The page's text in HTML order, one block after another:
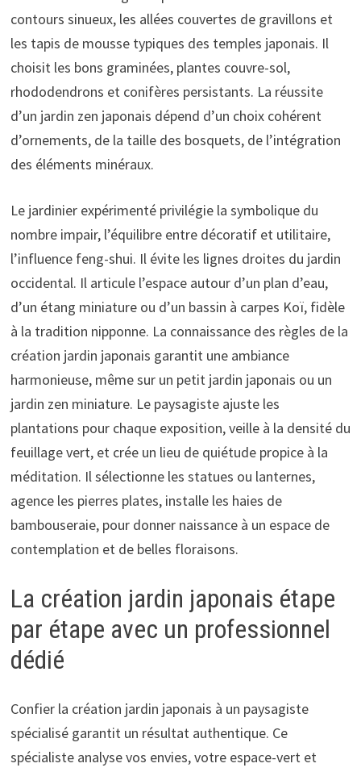
contours sinueux, les allées couvertes de gravillons et
les tapis de mousse typiques des temples japonais. Il
choisit les bons graminées, plantes couvre-sol,
rhododendrons et conifères persistants. La réussite
d’un jardin zen japonais dépend d’un choix cohérent
d’ornements, de la taille des bosquets, de l’intégration
des éléments minéraux.
Le jardinier expérimenté privilégie la symbolique du
nombre impair, l’équilibre entre décoratif et utilitaire,
l’influence feng-shui. Il évite les lignes droites du jardin
occidental. Il articule l’espace autour d’un plan d’eau,
d’un étang miniature ou d’un bassin à carpes Koï, fidèle
à la tradition nipponne. La connaissance des règles de la
création jardin japonais garantit une ambiance
harmonieuse, même sur un petit jardin japonais ou un
jardin zen miniature. Le paysagiste ajuste les
plantations pour chaque exposition, veille à la densité du
feuillage vert, et crée un lieu de quiétude propice à la
méditation. Il sélectionne les statues ou lanternes,
agence les pierres plates, installe les haies de
bambouseraie, pour donner naissance à un espace de
contemplation et de belles floraisons.
La création jardin japonais étape
par étape avec un professionnel
dédié
Confier la création jardin japonais à un paysagiste
spécialisé garantit un résultat authentique. Ce
spécialiste analyse vos envies, votre espace-vert et